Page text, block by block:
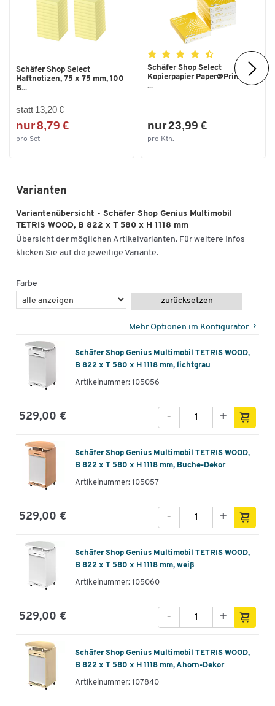
Schäfer Shop Select
Haftnotizen, 75 x 75 mm, 100
B...
statt 13,20 €
nur 8,79 €
pro Set
Schäfer Shop Select
Kopierpapier Paper@Print, DIN
...
nur 23,99 €
pro Ktn.
Varianten
Variantenübersicht - Schäfer Shop Genius Multimobil
TETRIS WOOD, B 822 x T 580 x H 1118 mm
Übersicht der möglichen Artikelvarianten. Für weitere Infos
klicken Sie auf die jeweilige Variante.
Farbe
zurücksetzen
Mehr Optionen im Konfigurator
Schäfer Shop Genius Multimobil TETRIS WOOD,
B 822 x T 580 x H 1118 mm, lichtgrau
Artikelnummer: 105056
529,00 € +
-
Schäfer Shop Genius Multimobil TETRIS WOOD,
B 822 x T 580 x H 1118 mm, Buche-Dekor
Artikelnummer: 105057
529,00 € +
-
Schäfer Shop Genius Multimobil TETRIS WOOD,
B 822 x T 580 x H 1118 mm, weiß
Artikelnummer: 105060
529,00 € +
-
Schäfer Shop Genius Multimobil TETRIS WOOD,
B 822 x T 580 x H 1118 mm, Ahorn-Dekor
Artikelnummer: 107840